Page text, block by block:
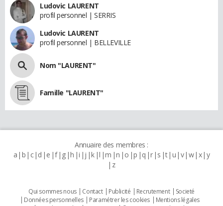
Ludovic LAURENT
profil personnel | SERRIS
Ludovic LAURENT
profil personnel | BELLEVILLE
Nom "LAURENT"
Famille "LAURENT"
Annuaire des membres :
a b c d e f g h i j k l m n o p q r s t u v w x y
z
Qui sommes nous Contact Publicité Recrutement
Societé
Données personnelles
Paramétrer les cookies
Mentions légales